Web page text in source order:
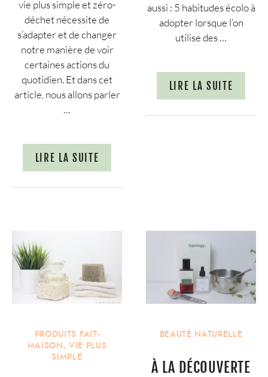
vie plus simple et zéro-
déchet nécessite de
s’adapter et de changer
notre manière de voir
certaines actions du
quotidien. Et dans cet
article, nous allons parler
…
LIRE LA SUITE
aussi : 5 habitudes écolo à
adopter lorsque l’on
utilise des …
LIRE LA SUITE
PRODUITS FAIT-
MAISON, VIE PLUS
SIMPLE
BEAUTÉ NATURELLE
À LA DÉCOUVERTE